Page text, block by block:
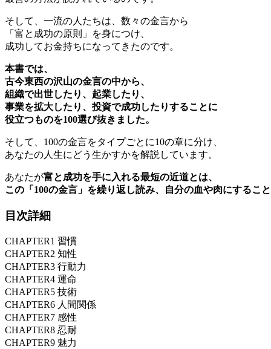
そして、一流の人たちは、数々の金言から
「富と成功の原則」を身につけ、
成功してお金持ちになってきたのです。
本書では、
古今東西の沢山の金言の中から、
組織で出世したり、起業したり、
事業を拡大したり、投資で成功したりすることに
役立つものを100選び抜きました。
そして、100の金言をタイプごとに10の章に分け、
あなたの人生にどう生かすかを解説しています。
あなたが富と成功を手に入れる最短の近道とは、
この「100の金言」を繰り返し読み、自分の血や肉にすること
目次詳細
CHAPTER1 習慣
CHAPTER2 知性
CHAPTER3 行動力
CHAPTER4 運命
CHAPTER5 技術
CHAPTER6 人間関係
CHAPTER7 感性
CHAPTER8 忍耐
CHAPTER9 魅力